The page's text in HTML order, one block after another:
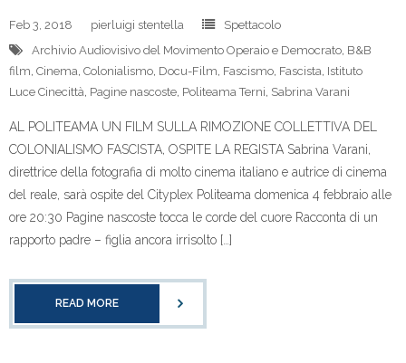
Feb 3, 2018 pierluigi stentella
Spettacolo
Archivio Audiovisivo del Movimento Operaio e Democrato, B&B
film, Cinema, Colonialismo, Docu-Film, Fascismo, Fascista, Istituto
Luce Cinecittà, Pagine nascoste, Politeama Terni, Sabrina Varani
AL POLITEAMA UN FILM SULLA RIMOZIONE COLLETTIVA DEL
COLONIALISMO FASCISTA, OSPITE LA REGISTA Sabrina Varani,
direttrice della fotografia di molto cinema italiano e autrice di cinema
del reale, sarà ospite del Cityplex Politeama domenica 4 febbraio alle
ore 20:30 Pagine nascoste tocca le corde del cuore Racconta di un
rapporto padre – figlia ancora irrisolto […]
READ MORE